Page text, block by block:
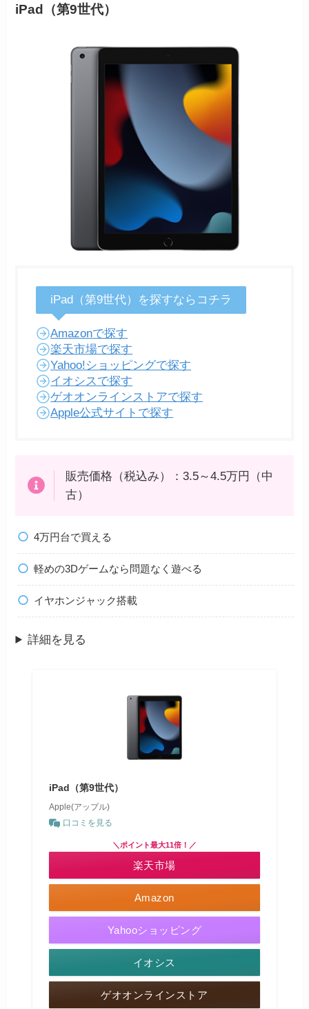
iPad（第9世代）
iPad（第9世代）を探すならコチラ
Amazonで探す
楽天市場で探す
Yahoo!ショッピングで探す
イオシスで探す
ゲオオンラインストアで探す
Apple公式サイトで探す
販売価格（税込み）：3.5～4.5万円（中
古）
4万円台で買える
軽めの3Dゲームなら問題なく遊べる
イヤホンジャック搭載
詳細を見る
iPad（第9世代）
Apple(アップル)
口コミを見る
Amazon
＼ポイント最大11倍！／
楽天市場
Yahooショッピング
イオシス
ゲオオンラインストア